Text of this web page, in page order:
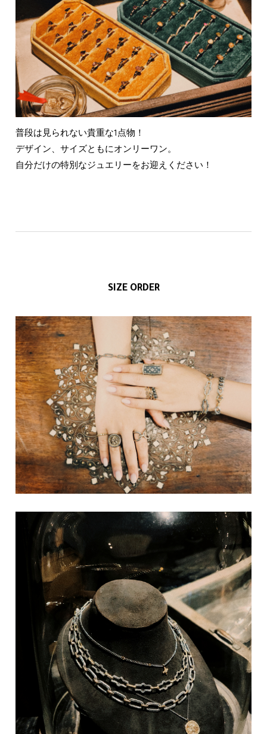
普段は見られない貴重な1点物！
デザイン、サイズともにオンリーワン。
自分だけの特別なジュエリーをお迎えください！
SIZE ORDER